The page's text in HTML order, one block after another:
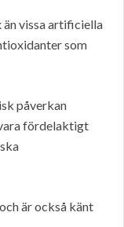
vissa artificiella
som
påverkan
fördelaktigt
är också känt